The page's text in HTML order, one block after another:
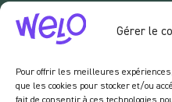
Gérer le
Pour offrir les meilleures
que les cookies pour stocker et/ou
Events
Services entreprises